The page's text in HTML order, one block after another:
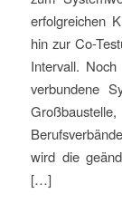
erfolgreichen
hin zur Co-
Intervall.
verbundene
wird die
[…]